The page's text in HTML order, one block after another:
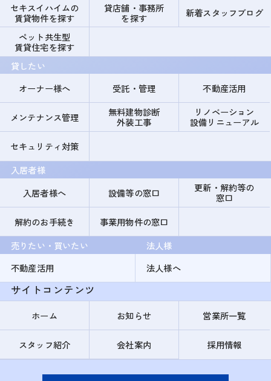
セキスイハイムの
賃貸物件を探す
貸店舗・事務所
を探す
新着スタッフブログ
ペット共生型
賃貸住宅を探す
貸したい
オーナー様へ
受託・管理 不動産活用
メンテナンス管理
無料建物診断
外装工事
リノベーション
設備リニューアル
セキュリティ対策
入居者様
入居者様へ
設備等の窓口
更新・解約等の
窓口
解約のお手続き
事業用物件の窓口
売りたい・買いたい
不動産活用
法人様
法人様へ
サイトコンテンツ
ホーム お知らせ 営業所一覧
スタッフ紹介 会社案内 採用情報